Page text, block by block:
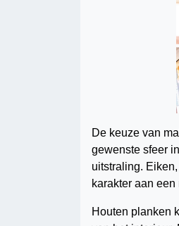
De keuze van
gewenste sfeer
uitstraling.
karakter aan
Houten planken